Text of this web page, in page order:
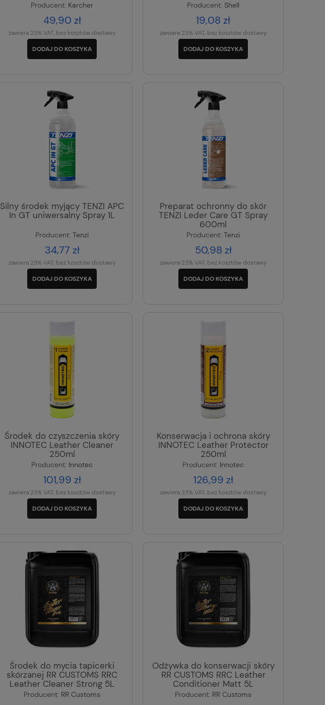
Producent: Karcher
49,90 zł
zawiera 23% VAT, bez kosztów dostawy
DODAJ DO KOSZYKA
Producent: Shell
19,08 zł
zawiera 23% VAT, bez kosztów dostawy
DODAJ DO KOSZYKA
Silny środek myjący TENZI APC
In GT uniwersalny Spray 1L
Producent: Tenzi
34,77 zł
zawiera 23% VAT, bez kosztów dostawy
DODAJ DO KOSZYKA
Preparat ochronny do skór
TENZI Leder Care GT Spray
600ml
Producent: Tenzi
50,98 zł
zawiera 23% VAT, bez kosztów dostawy
DODAJ DO KOSZYKA
Środek do czyszczenia skóry
INNOTEC Leather Cleaner
250ml
Producent: Innotec
101,99 zł
zawiera 23% VAT, bez kosztów dostawy
DODAJ DO KOSZYKA
Konserwacja i ochrona skóry
INNOTEC Leather Protector
250ml
Producent: Innotec
126,99 zł
zawiera 23% VAT, bez kosztów dostawy
DODAJ DO KOSZYKA
Środek do mycia tapicerki
skórzanej RR CUSTOMS RRC
Leather Cleaner Strong 5L
Producent: RR Customs
Odżywka do konserwacji skóry
RR CUSTOMS RRC Leather
Conditioner Matt 5L
Producent: RR Customs